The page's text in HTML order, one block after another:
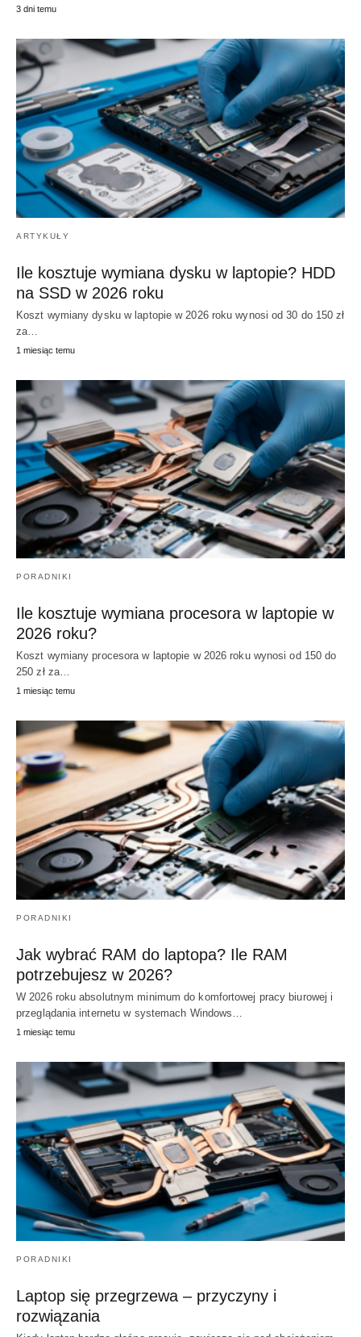
3 dni temu
ARTYKUŁY
Ile kosztuje wymiana dysku w laptopie? HDD
na SSD w 2026 roku
Koszt wymiany dysku w laptopie w 2026 roku wynosi od 30 do 150 zł
za…
1 miesiąc temu
PORADNIKI
Ile kosztuje wymiana procesora w laptopie w
2026 roku?
Koszt wymiany procesora w laptopie w 2026 roku wynosi od 150 do
250 zł za…
1 miesiąc temu
PORADNIKI
Jak wybrać RAM do laptopa? Ile RAM
potrzebujesz w 2026?
W 2026 roku absolutnym minimum do komfortowej pracy biurowej i
przeglądania internetu w systemach Windows…
1 miesiąc temu
PORADNIKI
Laptop się przegrzewa – przyczyny i
rozwiązania